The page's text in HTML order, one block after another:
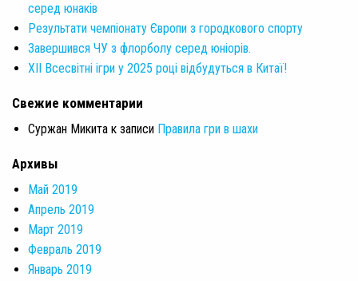
серед юнаків
Результати чемпіонату Європи з городкового спорту
Завершився ЧУ з флорболу серед юніорів.
XII Всесвітні ігри у 2025 році відбудуться в Китаї!
Свежие комментарии
Суржан Микита к записи Правила гри в шахи
Архивы
Май 2019
Апрель 2019
Март 2019
Февраль 2019
Январь 2019